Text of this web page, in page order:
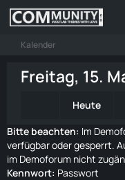
Kalender
Freitag, 15.
Heute
Bitte beachten: Im
verfügbar oder gesperrt.
im Demoforum nicht
Kennwort: Passwort